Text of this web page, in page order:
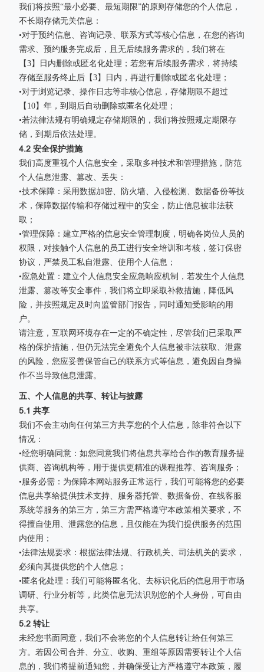
我们将按照“最小必要、最短期限”的原则存储您的个人信息，
不长期存储无关信息：
•对于预约信息、咨询记录、联系方式等核心信息，在您的咨询
需求、预约服务完成后，且无后续服务需求的，我们将在
【3】日内删除或匿名化处理；若您有后续服务需求，将持续
存储至服务终止后【3】日内，再进行删除或匿名化处理；
•对于浏览记录、操作日志等非核心信息，存储期限不超过
【10】年，到期后自动删除或匿名化处理；
•若法律法规有明确规定存储期限的，我们将按照规定期限存
储，到期后依法处理。
4.2 安全保护措施
我们高度重视个人信息安全，采取多种技术和管理措施，防范
个人信息泄露、篡改、丢失：
•技术保障：采用数据加密、防火墙、入侵检测、数据备份等技
术，保障数据传输和存储过程中的安全，防止信息被非法获
取；
•管理保障：建立严格的信息安全管理制度，明确各岗位人员的
权限，对接触个人信息的员工进行安全培训和考核，签订保密
协议，严禁员工私自泄露、使用个人信息；
•应急处置：建立个人信息安全应急响应机制，若发生个人信息
泄露、篡改等安全事件，我们将立即采取补救措施，降低风
险，并按照规定及时向监管部门报告，同时通知受影响的用
户。
请注意，互联网环境存在一定的不确定性，尽管我们已采取严
格的保护措施，但仍无法完全避免个人信息被非法获取、泄露
的风险，您应妥善保管自己的联系方式等信息，避免因自身操
作不当导致信息泄露。
五、个人信息的共享、转让与披露
5.1 共享
我们不会主动向任何第三方共享您的个人信息，除非符合以下
情况：
•经您明确同意：如您同意我们将信息共享给合作的教育服务提
供商、咨询机构等，用于提供更精准的课程推荐、咨询服务；
•服务必需：为保障本网站服务正常运行，我们可能将您的必要
信息共享给提供技术支持、服务器托管、数据备份、在线客服
系统等服务的第三方，第三方需严格遵守本政策相关要求，不
得擅自使用、泄露您的信息，且仅能在为我们提供服务的范围
内使用；
•法律法规要求：根据法律法规、行政机关、司法机关的要求，
必须向其提供您的个人信息；
•匿名化处理：我们可能将匿名化、去标识化后的信息用于市场
调研、行业分析等，此类信息无法识别您的个人身份，可自由
共享。
5.2 转让
未经您书面同意，我们不会将您的个人信息转让给任何第三
方。若因公司合并、分立、收购、重组等原因需要转让个人信
息的，我们将提前通知您，并确保受让方严格遵守本政策，履